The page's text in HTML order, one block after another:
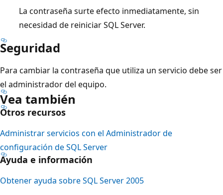
La contraseña surte efecto inmediatamente, sin
necesidad de reiniciar SQL Server.
Seguridad
Para cambiar la contraseña que utiliza un servicio debe ser
el administrador del equipo.
Vea también
Otros recursos
Administrar servicios con el Administrador de
configuración de SQL Server
Ayuda e información
Obtener ayuda sobre SQL Server 2005